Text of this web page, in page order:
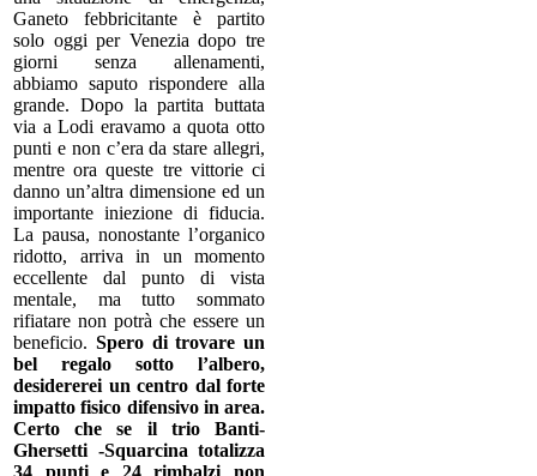
Ganeto febbricitante è partito
solo oggi per Venezia dopo tre
giorni senza allenamenti,
abbiamo saputo rispondere alla
grande. Dopo la partita buttata
via a Lodi eravamo a quota otto
punti e non c’era da stare allegri,
mentre ora queste tre vittorie ci
danno un’altra dimensione ed un
importante iniezione di fiducia.
La pausa, nonostante l’organico
ridotto, arriva in un momento
eccellente dal punto di vista
mentale, ma tutto sommato
rifiatare non potrà che essere un
beneficio. Spero di trovare un
bel regalo sotto l’albero,
desidererei un centro dal forte
impatto fisico difensivo in area.
Certo che se il trio Banti-
Ghersetti -Squarcina totalizza
34 punti e 24 rimbalzi non